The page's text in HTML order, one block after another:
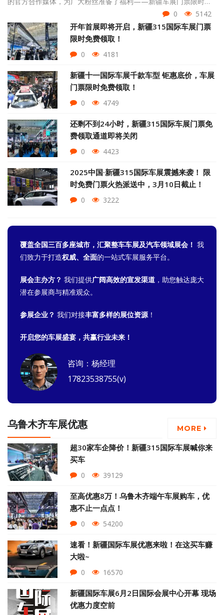
0 5142
开年首展即将开启，新疆315国际车展门票
限时免费领取！
0 4181
新疆十一国际车展千款车型 钜惠底价，车展
门票限时免费领取！
0 4749
还剩不到24小时，新疆315国际车展门票免
费领取通道即将关闭
0 4423
2025中国·新疆315国际车展震撼来袭！ 限
时免费门票火热派送中，3月10日截止！
0 3222
覆盖全国三百多座城市，汇聚整车车展及汽车领域展会！ 我
们致力于打造权威、全面的一站式车展服务平台。
展会主办方？ 我们提供广阔高效的宣发渠道 ，助您触达庞大
潜在参展商与精准观众。
参展企业？ 我们对接丰富多样的展位资源 ！
开启您的车展盛宴，共赢行业未来！
咨询：杨经理
17823538755(v)
乌鲁木齐车展优惠 MORE
超30家车企降价！新疆315国际车展喊你来
买车
0 39129
至高优惠8万！乌鲁木齐端午车展购车，优
惠不止一点点！
0 54200
速看！新疆国际车展优惠来啦！在这买车赚
大啦~
0 16570
新疆国际车展6月2日国际会展中心开幕 现场
优惠力度空前